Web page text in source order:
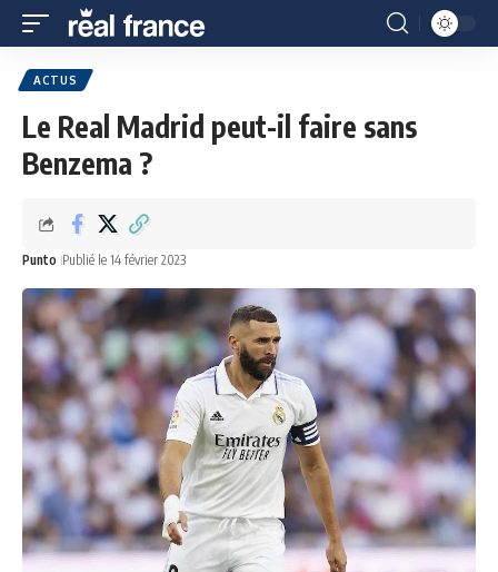
ACTUS
Le Real Madrid peut-il faire sans
Benzema ?
Punto Publié le 14 février 2023